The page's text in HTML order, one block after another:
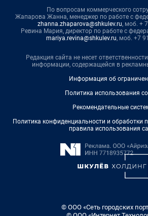
По вопросам коммерческого
Жапарова Жанна, менеджер по работе с
zhanna.zhaparova@shkulev.ru, моб. +
Ревина Мария, директор по работе с
mariya.revina@shkulev.ru, моб. +7
Редакция сайта не несет
информации, содержащейся в
Информация об
Политика использования
Рекомендательные
Политика конфиденциальности и обработки
правила использования
© ООО «Сеть городских